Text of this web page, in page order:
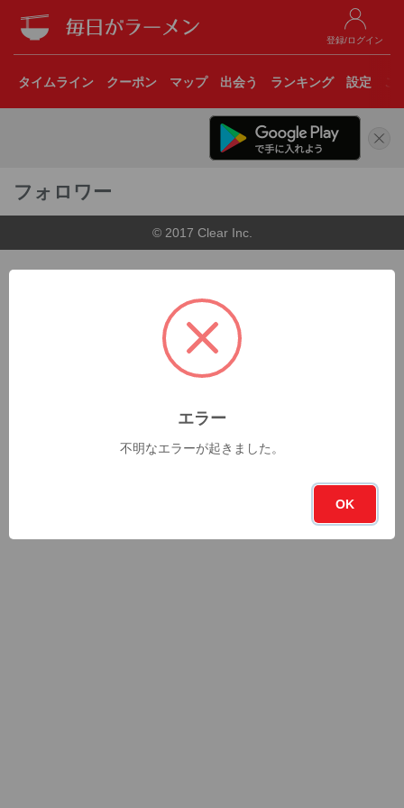
登録/ログイン
タイムライン クーポン マップ 出会う ランキング 設定
フォロワー
© 2017 Clear Inc.
エラー
不明なエラーが起きました。
OK